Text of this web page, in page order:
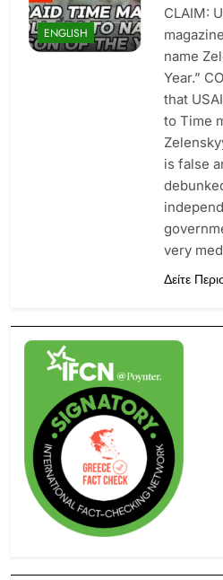
ENGLISH
CLAIM:
name
Year.”
that
to Time
is false
very
Δείτε